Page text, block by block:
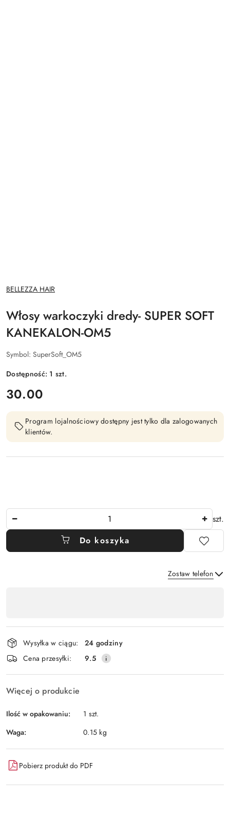
NAZWA
PRODUCENTA:
BELLEZZA HAIR
Włosy warkoczyki dredy- SUPER SOFT
KANEKALON-OM5
Symbol: SuperSoft_OM5
Dostępność: 1 szt.
cena:
30.00
Program lojalnościowy dostępny jest tylko dla zalogowanych
klientów.
szt.
Do koszyka
Zostaw telefon
płatność
i
dostawa
Wysyłka w ciągu:
24 godziny
Cena przesyłki:
9.5
Więcej o produkcie
Ilość w opakowaniu:
1 szt.
Waga:
0.15 kg
Pobierz produkt do PDF